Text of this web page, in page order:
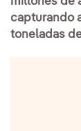
capturando
toneladas